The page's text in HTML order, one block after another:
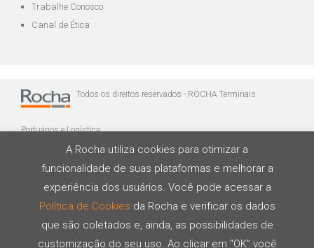
Trabalhe Conosco
Canal de Ética
Todos os direitos reservados - ROCHA Terminais
Portuários e Logística
Desenvolvido por
A Rocha utiliza cookies para otimizar a
funcionalidade de suas plataformas e melhorar a
experiência dos usuários. Você pode acessar a
Política de Cookies da Rocha e verificar os dados
que são coletados e, ainda, as possibilidades de
customização do seu uso. Ao clicar em “OK” você